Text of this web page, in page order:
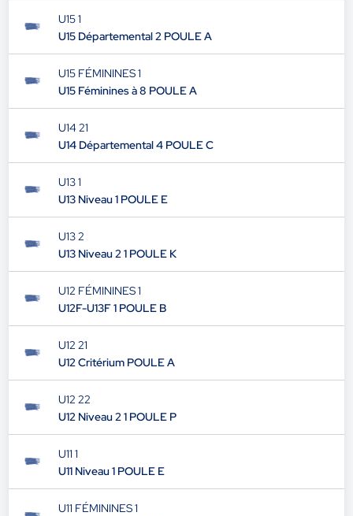
U15 1
U15 Départemental 2 POULE A
U15 FÉMININES 1
U15 Féminines à 8 POULE A
U14 21
U14 Départemental 4 POULE C
U13 1
U13 Niveau 1 POULE E
U13 2
U13 Niveau 2 1 POULE K
U12 FÉMININES 1
U12F-U13F 1 POULE B
U12 21
U12 Critérium POULE A
U12 22
U12 Niveau 2 1 POULE P
U11 1
U11 Niveau 1 POULE E
U11 FÉMININES 1